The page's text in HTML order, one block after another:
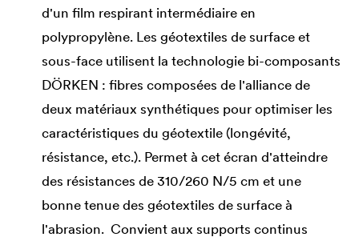
d'un film respirant intermédiaire en
polypropylène. Les géotextiles de surface et
sous-face utilisent la technologie bi-composants
DÖRKEN : fibres composées de l'alliance de
deux matériaux synthétiques pour optimiser les
caractéristiques du géotextile (longévité,
résistance, etc.). Permet à cet écran d'atteindre
des résistances de 310/260 N/5 cm et une
bonne tenue des géotextiles de surface à
l'abrasion. Convient aux supports continus